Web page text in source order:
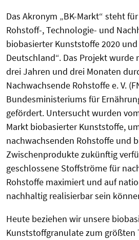
Das Akronym „BK-Markt“ steht
Rohstoff-, Technologie- und
biobasierter Kunststoffe 2020
Deutschland“. Das Projekt wurde
drei Jahren und drei Monaten
Nachwachsende Rohstoffe e. V.
Bundesministeriums für
gefördert. Untersucht wurden
Markt biobasierter Kunststoffe,
nachwachsenden Rohstoffe und
Zwischenprodukte zukünftig
geschlossene Stoffströme für
Rohstoffe maximiert und auf
nachhaltig realisierbar sein
Heute beziehen wir unsere
Kunststoffgranulate zum größten